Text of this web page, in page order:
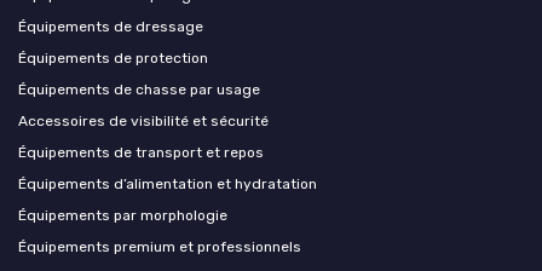
Équipements de dressage
Équipements de protection
Équipements de chasse par usage
Accessoires de visibilité et sécurité
Équipements de transport et repos
Équipements d’alimentation et hydratation
Équipements par morphologie
Équipements premium et professionnels